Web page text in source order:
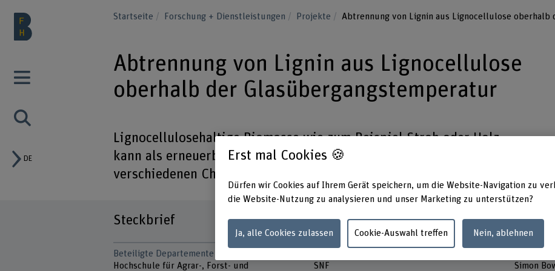
DE
Startseite Forschung + Dienstleistungen Projekte Abtrennung von Lignin aus Lignocellulose oberhalb
Abtrennung von Lignin aus Lignocellulose
oberhalb der Glasübergangstemperatur
Lignocellulosehaltige Biomasse wie zum Beispiel Stroh oder Holz
kann als erneuerbarer Rohstoff für die Produktion von
verschiedenen Chemikalien und Materialien verwendet werden.
Steckbrief
Beteiligte Departemente
Hochschule für Agrar-, Forst- und
SNF
Simon
Erst mal Cookies 🍪
Dürfen wir Cookies auf Ihrem Gerät speichern, um die Website-Navigation zu
die Website-Nutzung zu analysieren und unser Marketing zu unterstützen?
Ja, alle Cookies zulassen Cookie-Auswahl treffen Nein, ablehnen